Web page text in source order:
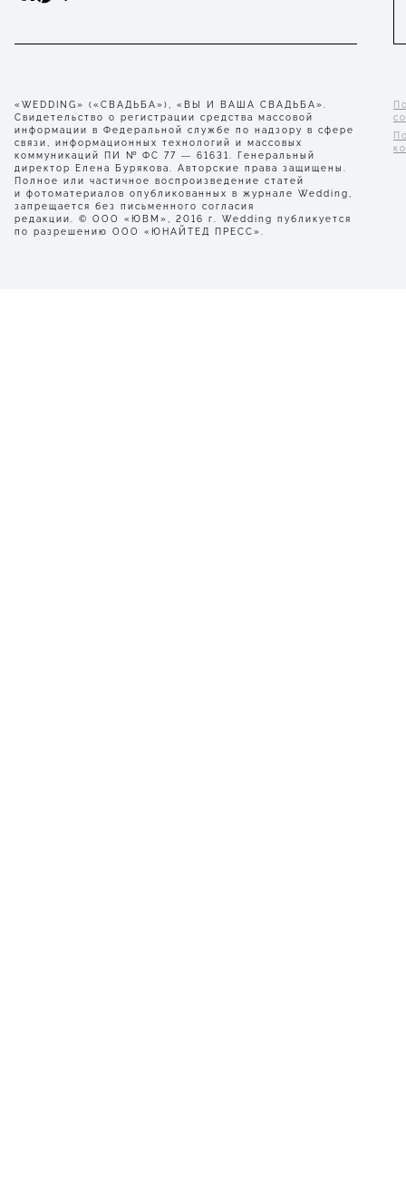
«WEDDING» («СВАДЬБА»), «ВЫ И ВАША СВАДЬБА».
Свидетельство о регистрации средства массовой
информации в Федеральной службе по надзору в сфере
связи, информационных технологий и массовых
коммуникаций ПИ № ФС 77 — 61631. Генеральный
директор Елена Бурякова. Авторские права защищены.
Полное или частичное воспроизведение статей
и фотоматериалов опубликованных в журнале Wedding,
запрещается без письменного согласия
редакции. © ООО «ЮВМ», 2016 г. Wedding публикуется
по разрешению ООО «ЮНАЙТЕД ПРЕСС».